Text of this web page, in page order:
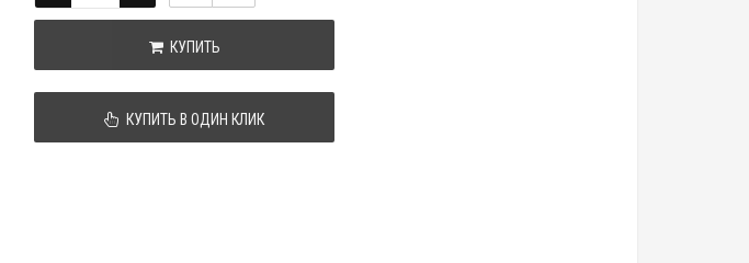
КУПИТЬ
КУПИТЬ В ОДИН КЛИК